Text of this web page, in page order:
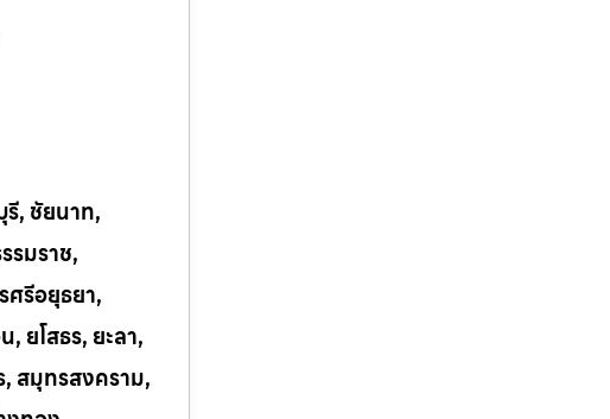
รี, ชัยนาท,
รมราช,
ศรีอยุธยา,
ยโสธร, ยะลา,
, สมุทรสงคราม,